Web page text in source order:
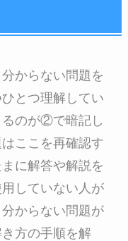
からない問題を
とつ理解してい
るのが②で暗記し
ここを再確認す
に解答や解説を
していない人が
からない問題が
方の手順を解